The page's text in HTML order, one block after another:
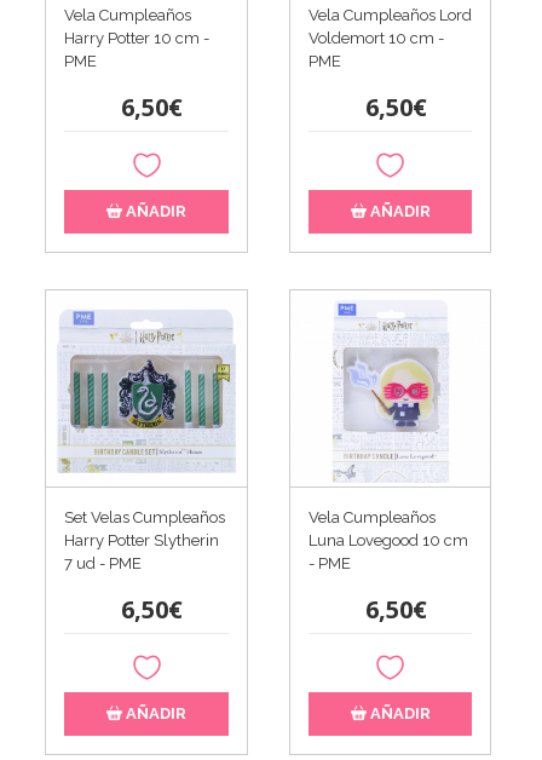
Vela Cumpleaños
Harry Potter 10 cm -
PME
6,50€
AÑADIR
Vela Cumpleaños Lord
Voldemort 10 cm -
PME
6,50€
AÑADIR
Set Velas Cumpleaños
Harry Potter Slytherin
7 ud - PME
6,50€
AÑADIR
Vela Cumpleaños
Luna Lovegood 10 cm
- PME
6,50€
AÑADIR